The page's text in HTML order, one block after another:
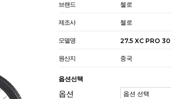
브랜드 첼로
제조사 첼로
모델명 27.5 XC PRO 30
원산지 중국
옵션선택
옵션